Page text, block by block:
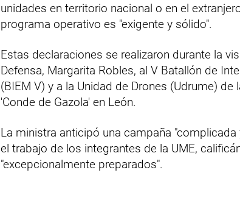
unidades en territorio nacional o en el
programa operativo es "exigente y sólido".
Estas declaraciones se realizaron durante la
Defensa, Margarita Robles, al V Batallón de
(BIEM V) y a la Unidad de Drones (Udrume) de
'Conde de Gazola' en León.
La ministra anticipó una campaña
el trabajo de los integrantes de la UME,
"excepcionalmente preparados".